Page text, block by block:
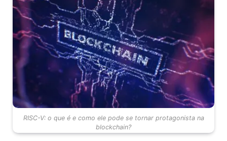
RISC-V: o que é e como ele pode se tornar protagonista na
blockchain?